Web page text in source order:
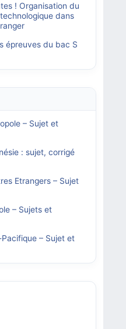
! Organisation du
dans
épreuves du bac S
– Sujet et
: sujet, corrigé
Etrangers – Sujet
– Sujets et
– Sujet et